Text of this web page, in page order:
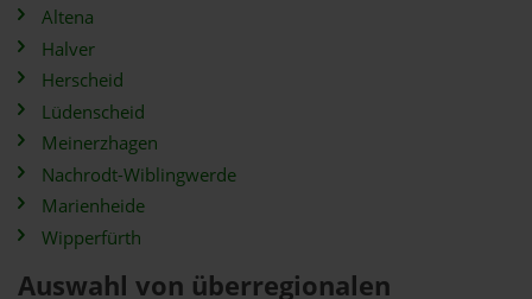
Altena
Halver
Herscheid
Lüdenscheid
Meinerzhagen
Nachrodt-Wiblingwerde
Marienheide
Wipperfürth
Auswahl von überregionalen